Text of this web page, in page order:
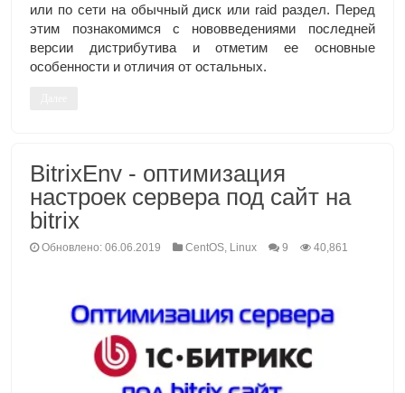
или по сети на обычный диск или raid раздел. Перед
этим познакомимся с нововведениями последней
версии дистрибутива и отметим ее основные
особенности и отличия от остальных.
BitrixEnv - оптимизация
настроек сервера под сайт на
bitrix
Обновлено: 06.06.2019 CentOS, Linux 9 40,861